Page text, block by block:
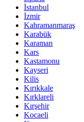
İstanbul
İzmir
Kahramanmaraş
Karabük
Karaman
Kars
Kastamonu
Kayseri
Kilis
Kırıkkale
Kırklareli
Kırşehir
Kocaeli